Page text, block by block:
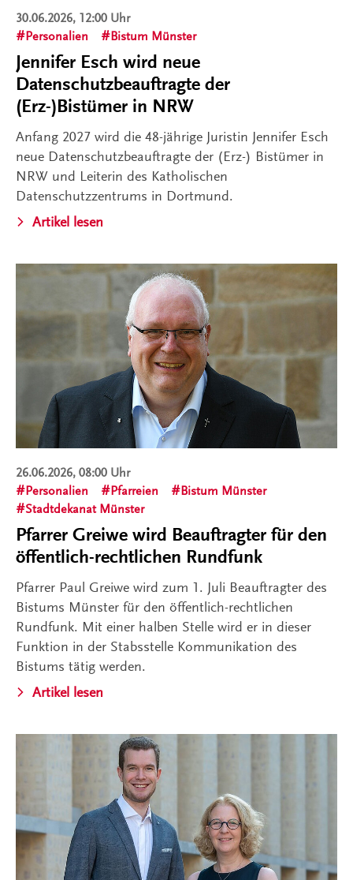
30.06.2026, 12:00 Uhr
Personalien
Bistum Münster
Jennifer Esch wird neue
Datenschutzbeauftragte der
(Erz-)Bistümer in NRW
Anfang 2027 wird die 48-jährige Juristin Jennifer Esch
neue Datenschutzbeauftragte der (Erz-) Bistümer in
NRW und Leiterin des Katholischen
Datenschutzzentrums in Dortmund.
Artikel lesen
26.06.2026, 08:00 Uhr
Personalien
Pfarreien
Bistum Münster
Stadtdekanat Münster
Pfarrer Greiwe wird Beauftragter für den
öffentlich-rechtlichen Rundfunk
Pfarrer Paul Greiwe wird zum 1. Juli Beauftragter des
Bistums Münster für den öffentlich-rechtlichen
Rundfunk. Mit einer halben Stelle wird er in dieser
Funktion in der Stabsstelle Kommunikation des
Bistums tätig werden.
Artikel lesen